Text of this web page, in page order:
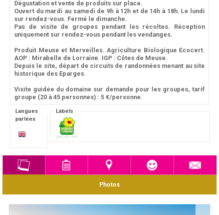
Dégustation et vente de produits sur place.
Ouvert du mardi au samedi de 9h à 12h et de 14h à 18h. Le lundi
sur rendez-vous. Fermé le dimanche.
Pas de visite de groupes pendant les récoltes. Réception
uniquement sur rendez-vous pendant les vendanges.
Produit Meuse et Merveilles. Agriculture Biologique Ecocert.
AOP : Mirabelle de Lorraine. IGP : Côtes de Meuse.
Depuis le site, départ de circuits de randonnées menant au site
historique des Eparges.
Visite guidée du domaine sur demande pour les groupes, tarif
groupe (20 à 45 personnes) : 5 €/personne.
Langues
parlées
Labels
Photos